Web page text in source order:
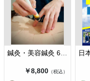
￥8,800（税込）